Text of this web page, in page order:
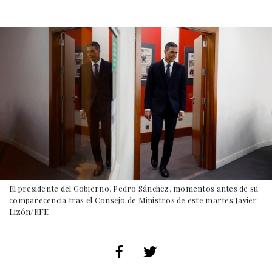
El presidente del Gobierno, Pedro Sánchez, momentos antes de su
comparecencia tras el Consejo de Ministros de este martes.Javier
Lizón/EFE